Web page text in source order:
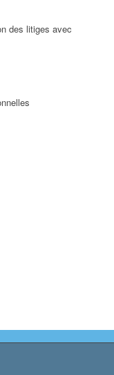
des litiges avec